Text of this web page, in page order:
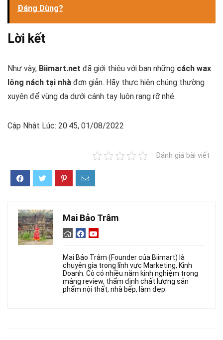
Đáng Dùng?
Lời kết
Như vậy, Biimart.net đã giới thiệu với bạn những cách wax
lông nách tại nhà đơn giản. Hãy thực hiện chúng thường
xuyên để vùng da dưới cánh tay luôn rạng rỡ nhé.
Cập Nhật Lúc: 20:45, 01/08/2022
Đánh giá bài viết
Mai Bảo Trâm
Mai Bảo Trâm (Founder của Biimart) là
chuyên gia trong lĩnh vực Marketing, Kinh
Doanh. Cô có nhiều năm kinh nghiệm trong
mảng review, thẩm định chất lượng sản
phẩm nội thất, nhà bếp, làm đẹp.